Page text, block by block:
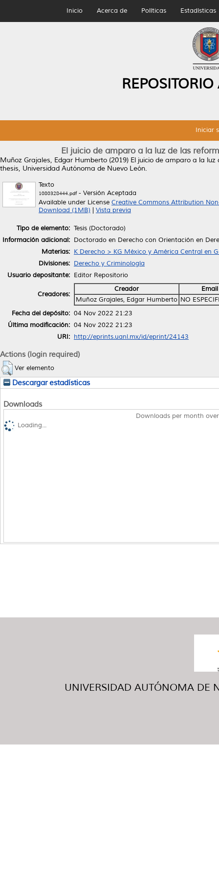
Inicio Acerca de Políticas Estadísticas
Iniciar
El juicio de amparo a la luz de las
Muñoz Grajales, Edgar Humberto (2019) El juicio de amparo a la
thesis, Universidad Autónoma de Nuevo León.
Texto
1080328444.pdf- Versión Aceptada
Available under License Creative Commons Attribution
Download (1MB)
Vista previa
Tipo de elemento: Tesis (Doctorado)
Información adicional: Doctorado en Derecho con Orientación en
Materias: K Derecho > KG México y América Central en
Divisiones: Derecho y Criminología
Usuario depositante: Editor Repositorio
Creadores:
Creador
Email
Muñoz Grajales, Edgar Humberto NO
Fecha del depósito: 04 Nov 2022 21:23
Última modificación: 04 Nov 2022 21:23
URI: http://eprints.uanl.mx/id/eprint/24143
Actions (login required)
Ver elemento
Descargar estadísticas
Downloads
Downloads per month
Loading...
UNIVERSIDAD AUTÓNOMA DE